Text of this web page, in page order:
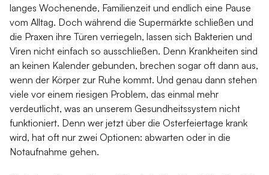
langes Wochenende, Familienzeit und endlich eine Pause
vom Alltag. Doch während die Supermärkte schließen und
die Praxen ihre Türen verriegeln, lassen sich Bakterien und
Viren nicht einfach so ausschließen. Denn Krankheiten sind
an keinen Kalender gebunden, brechen sogar oft dann aus,
wenn der Körper zur Ruhe kommt. Und genau dann stehen
viele vor einem riesigen Problem, das einmal mehr
verdeutlicht, was an unserem Gesundheitssystem nicht
funktioniert. Denn wer jetzt über die Osterfeiertage krank
wird, hat oft nur zwei Optionen: abwarten oder in die
Notaufnahme gehen.